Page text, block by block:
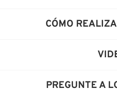
CÓMO
PREGUNTE A